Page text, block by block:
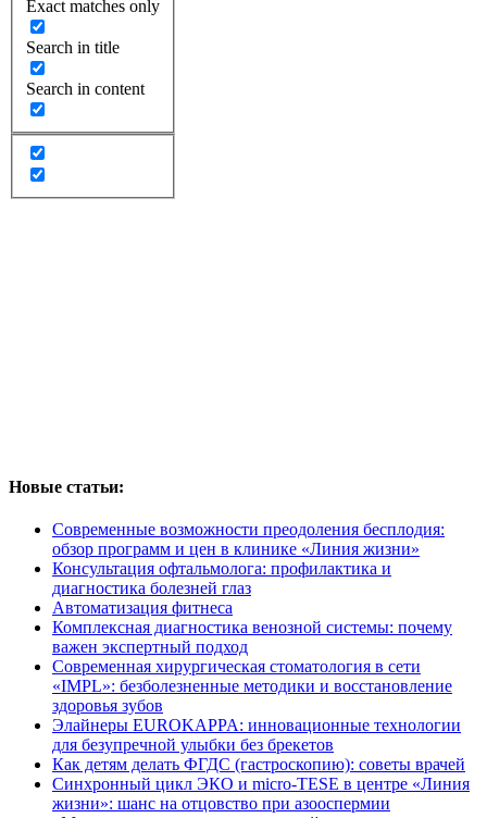
Exact matches only
Search in title
Search in content
Новые статьи:
Современные возможности преодоления бесплодия:
обзор программ и цен в клинике «Линия жизни»
Консультация офтальмолога: профилактика и
диагностика болезней глаз
Автоматизация фитнеса
Комплексная диагностика венозной системы: почему
важен экспертный подход
Современная хирургическая стоматология в сети
«IMPL»: безболезненные методики и восстановление
здоровья зубов
Элайнеры EUROKAPPA: инновационные технологии
для безупречной улыбки без брекетов
Как детям делать ФГДС (гастроскопию): советы врачей
Синхронный цикл ЭКО и micro-TESE в центре «Линия
жизни»: шанс на отцовство при азооспермии